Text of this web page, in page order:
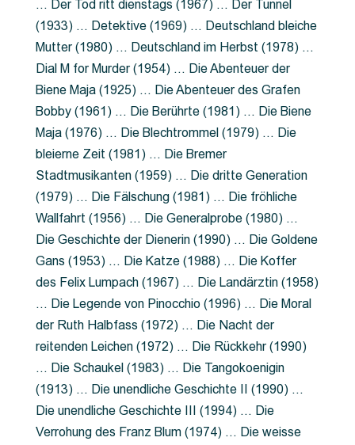
… Der Tod ritt dienstags (1967) … Der Tunnel
(1933) … Detektive (1969) … Deutschland bleiche
Mutter (1980) … Deutschland im Herbst (1978) …
Dial M for Murder (1954) … Die Abenteuer der
Biene Maja (1925) … Die Abenteuer des Grafen
Bobby (1961) … Die Berührte (1981) … Die Biene
Maja (1976) … Die Blechtrommel (1979) … Die
bleierne Zeit (1981) … Die Bremer
Stadtmusikanten (1959) … Die dritte Generation
(1979) … Die Fälschung (1981) … Die fröhliche
Wallfahrt (1956) … Die Generalprobe (1980) …
Die Geschichte der Dienerin (1990) … Die Goldene
Gans (1953) … Die Katze (1988) … Die Koffer
des Felix Lumpach (1967) … Die Landärztin (1958)
… Die Legende von Pinocchio (1996) … Die Moral
der Ruth Halbfass (1972) … Die Nacht der
reitenden Leichen (1972) … Die Rückkehr (1990)
… Die Schaukel (1983) … Die Tangokoenigin
(1913) … Die unendliche Geschichte II (1990) …
Die unendliche Geschichte III (1994) … Die
Verrohung des Franz Blum (1974) … Die weisse